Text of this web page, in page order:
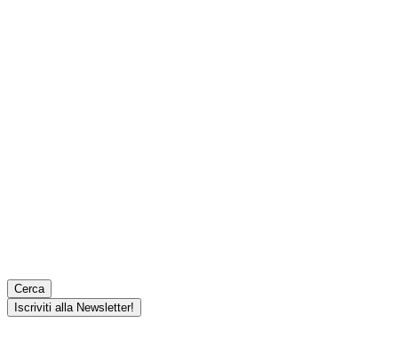
Cerca
Iscriviti alla Newsletter!